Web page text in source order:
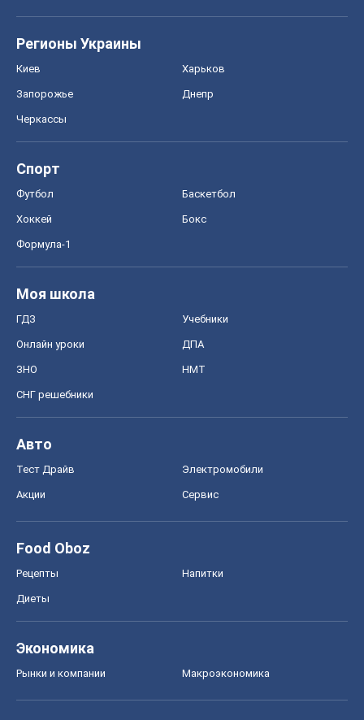
Регионы Украины
Киев Харьков
Запорожье Днепр
Черкассы
Спорт
Футбол Баскетбол
Хоккей Бокс
Формула-1
Моя школа
ГДЗ Учебники
Онлайн уроки ДПА
ЗНО НМТ
СНГ решебники
Авто
Тест Драйв Электромобили
Акции Сервис
Food Oboz
Рецепты Напитки
Диеты
Экономика
Рынки и компании Mакроэкономика